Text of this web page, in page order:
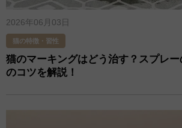
2026年06月03日
猫の特徴・習性
猫のマーキングはどう治す？スプレ
のコツを解説！